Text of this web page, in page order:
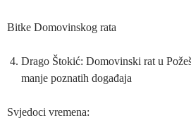
Bitke Domovinskog rata
Drago Štokić: Domovinski rat u
manje poznatih događaja
Svjedoci vremena: